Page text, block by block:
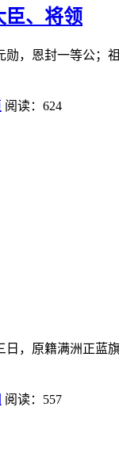
臣、将领
，恩封一等公
阅读：624
，原籍满洲正
阅读：557